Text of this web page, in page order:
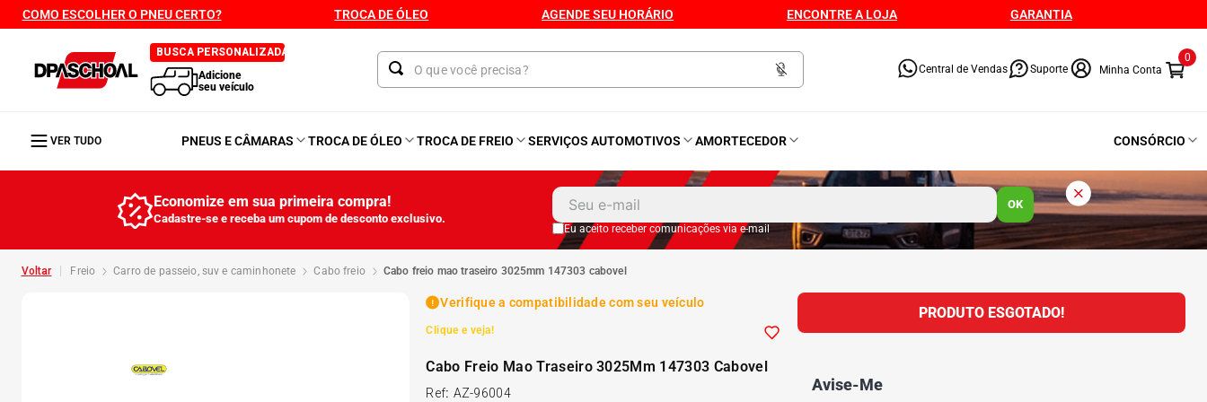
COMO ESCOLHER O PNEU CERTO? TROCA DE ÓLEO AGENDE SEU HORÁRIO ENCONTRE A LOJA GARANTIA
BUSCA PERSONALIZADA
Adicione
seu veículo
Central de Vendas Suporte
0
VER TUDO PNEUS E CÂMARAS TROCA DE ÓLEO TROCA DE FREIO SERVIÇOS AUTOMOTIVOS AMORTECEDOR CONSÓRCIO
Economize em sua primeira compra!
Cadastre-se e receba um cupom de desconto exclusivo.
OK
Eu aceito receber comunicações via e-mail
freio carro de passeio, suv e caminhonete cabo freio cabo freio mao traseiro 3025mm 147303 cabovel
Verifique a compatibilidade com seu veículo
Clique e veja!
Cabo Freio Mao Traseiro 3025Mm 147303 Cabovel
Ref: AZ-96004
PRODUTO ESGOTADO!
Avise-Me
1º Kit 4 Pneu
2º Kit Pneu
3 º Bproauto
Kit 4 Pneu Xbri Aro 13
175 70r14